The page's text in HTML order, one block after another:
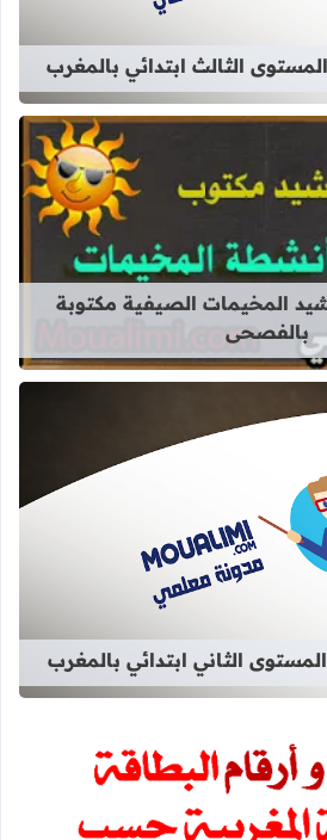
الثالث ابتدائي بالمغرب
قراءة المزيد عن +40 نشيد من أناشيد المخيمات الصيفية مكتوبة بالفصحى
المخيمات الصيفية مكتوبة
بالفصحى
قراءة المزيد عن سور القرآن الكريم
الثاني ابتدائي بالمغرب